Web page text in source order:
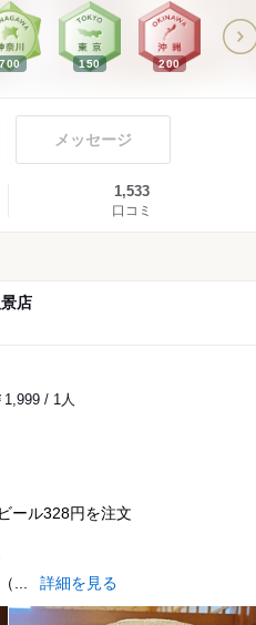
700 150 200
メッセージ
1,533
口コミ
店
1,999 / 1人
ール328円を注文
...
詳細を見る